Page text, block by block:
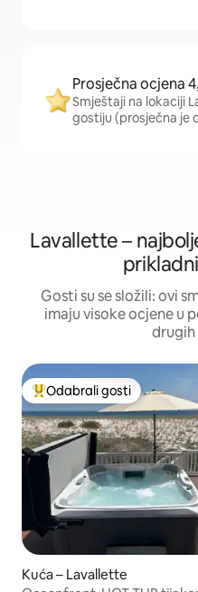
Prosječna ocjena
Smještaji na lokaciji
gostiju (prosječna je
Lavallette –
Gosti su se složili: ovi
imaju visoke ocjene u
Među najviše rangiranima
Odabrali gosti
Kuća – Lavallette